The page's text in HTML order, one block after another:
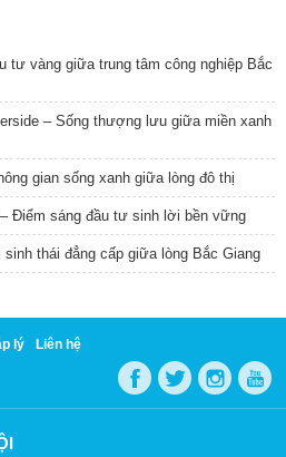
tư vàng giữa trung tâm công nghiệp Bắc
– Sống thượng lưu giữa miền xanh
gian sống xanh giữa lòng đô thị
Điểm sáng đầu tư sinh lời bền vững
thái đẳng cấp giữa lòng Bắc Giang
lý Liên hệ